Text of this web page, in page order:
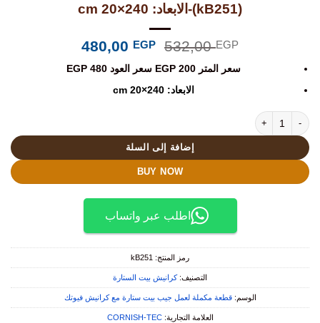
(kB251)-الابعاد: 240×20 cm
532,00EGP
السعر
الأصلي
هو:
532,00 EGP.
480,00 EGP
السعر
هو:
سعر المتر 200 EGP سعر العود EGP 480
الابعاد: 240×20 cm
كمية قطعة مكملة لعمل جيب بيت ستارة مع كرانيش فيوتك-(kB251)-الابعاد: 240x20 cm
إضافة إلى السلة
BUY NOW
اطلب عبر واتساب
رمز المنتج: kB251
التصنيف:كرانيش بيت الستارة
الوسم:قطعة مكملة لعمل جيب بيت ستارة مع كرانيش فيوتك
العلامة التجارية:CORNISH-TEC